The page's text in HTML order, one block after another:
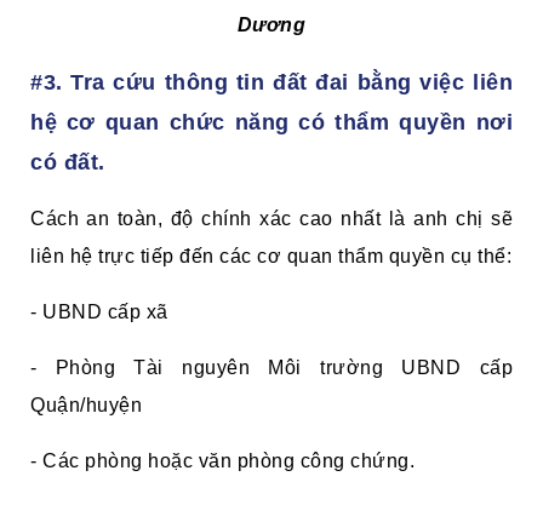
Dương
#3. Tra cứu thông tin đất đai bằng việc liên
hệ cơ quan chức năng có thẩm quyền nơi
có đất.
Cách an toàn, độ chính xác cao nhất là anh chị sẽ
liên hệ trực tiếp đến các cơ quan thẩm quyền cụ thể:
- UBND cấp xã
- Phòng Tài nguyên Môi trường UBND cấp
Quận/huyện
- Các phòng hoặc văn phòng công chứng.